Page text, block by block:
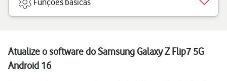
Funções básicas
Atualize o software do Samsung Galaxy Z Flip7 5G
Android 16